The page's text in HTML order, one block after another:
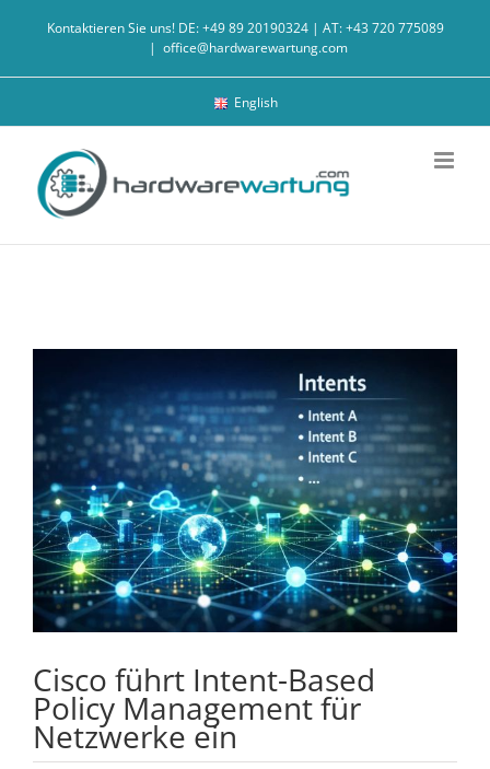
Kontaktieren Sie uns! DE: +49 89 20190324 | AT: +43 720 775089
| office@hardwarewartung.com
English
Cisco führt Intent-Based
Policy Management für
Netzwerke ein